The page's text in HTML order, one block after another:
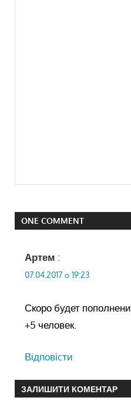
ONE COMMENT
Артем :
07.04.2017 о 19:23
Скоро будет
+5 человек.
Відповіcти
ЗАЛИШИТИ КОМЕНТАР